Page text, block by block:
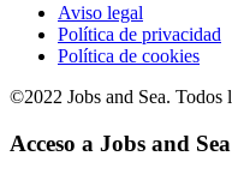
Aviso legal
Política de privacidad
Política de cookies
©2022 Jobs and Sea. Todos
Acceso a Jobs and Sea